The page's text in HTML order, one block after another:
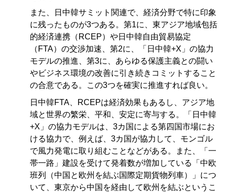
また、日中韓サミット関連で、経済分野で特に印象
に残ったものが3つある。第1に、東アジア地域包括
的経済連携（RCEP）や日中韓自由貿易協定
（FTA）の交渉加速、第2に、「日中韓+X」の協力
モデルの推進、第3に、あらゆる保護主義との闘い
やビジネス環境の改善に引き続きコミットすること
の合意である。この3つを確実に推進すれば良い。
日中韓FTA、RCEPは経済効果もあるし、アジア地
域と世界の繁栄、平和、安定に寄与する。「日中韓
+X」の協力モデルは、3カ国による第四国市場にお
ける協力で、例えば、3カ国が協力して、モンゴル
で風力発電に取り組むことなどがある。また、「一
帯一路」建設を受けて発着数が増加している「中欧
班列（中国と欧州を結ぶ国際定期貨物列車）」につ
いて、東京から中国を経由して欧州を結ぶというこ